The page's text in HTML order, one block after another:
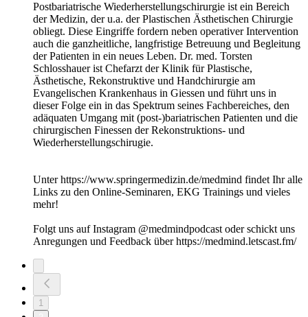
Postbariatrische Wiederherstellungschirurgie ist ein Bereich
der Medizin, der u.a. der Plastischen Ästhetischen Chirurgie
obliegt. Diese Eingriffe fordern neben operativer Intervention
auch die ganzheitliche, langfristige Betreuung und Begleitung
der Patienten in ein neues Leben. Dr. med. Torsten
Schlosshauer ist Chefarzt der Klinik für Plastische,
Ästhetische, Rekonstruktive und Handchirurgie am
Evangelischen Krankenhaus in Giessen und führt uns in
dieser Folge ein in das Spektrum seines Fachbereiches, den
adäquaten Umgang mit (post-)bariatrischen Patienten und die
chirurgischen Finessen der Rekonstruktions- und
Wiederherstellungschirugie.
Unter https://www.springermedizin.de/medmind findet Ihr alle
Links zu den Online-Seminaren, EKG Trainings und vieles
mehr!
Folgt uns auf Instagram @medmindpodcast oder schickt uns
Anregungen und Feedback über https://medmind.letscast.fm/
1